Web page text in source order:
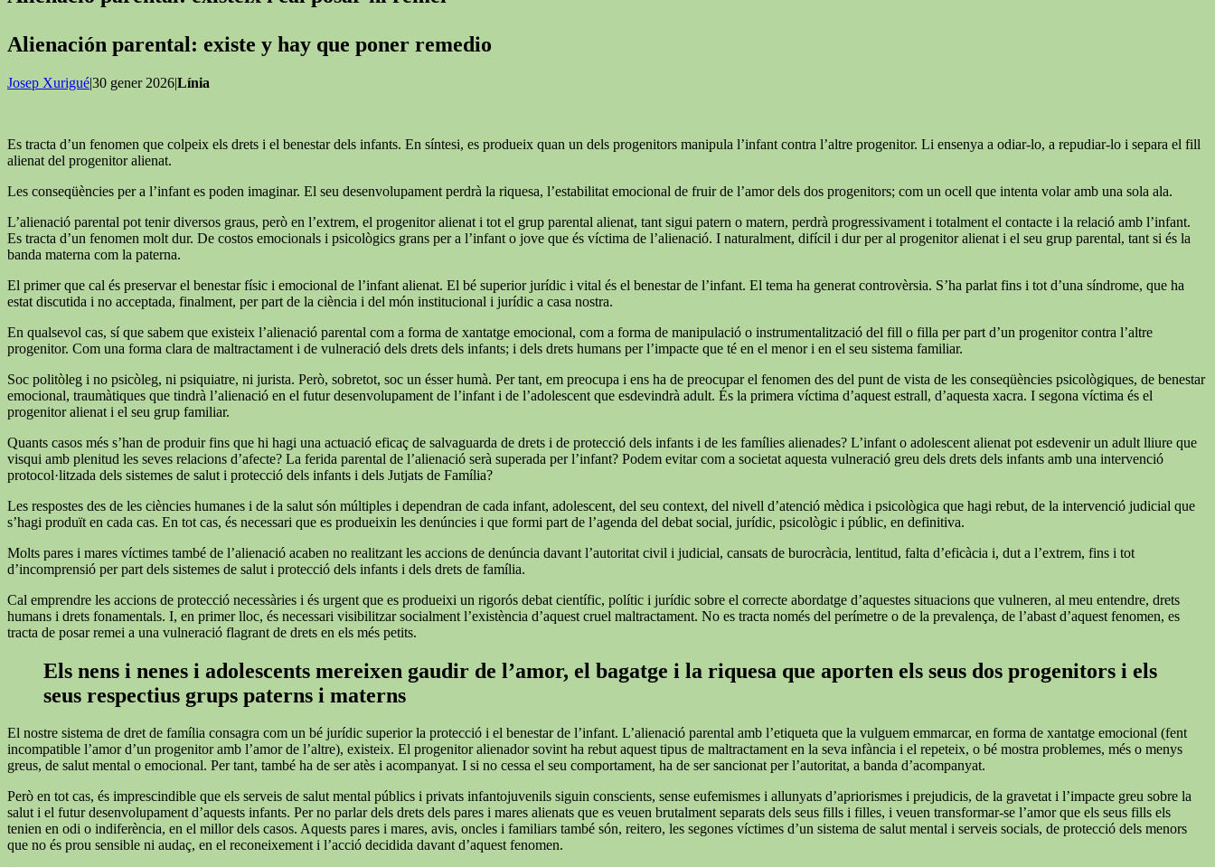
Alienación parental: existe y hay que poner remedio
Josep Xurigué|30 gener 2026|Línia
Es tracta d’un fenomen que colpeix els drets i el benestar dels infants. En síntesi, es produeix quan un dels progenitors manipula l’infant contra l’altre progenitor. Li ensenya a odiar-lo, a repudiar-lo i separa el fill
alienat del progenitor alienat.
Les conseqüències per a l’infant es poden imaginar. El seu desenvolupament perdrà la riquesa, l’estabilitat emocional de fruir de l’amor dels dos progenitors; com un ocell que intenta volar amb una sola ala.
L’alienació parental pot tenir diversos graus, però en l’extrem, el progenitor alienat i tot el grup parental alienat, tant sigui patern o matern, perdrà progressivament i totalment el contacte i la relació amb l’infant.
Es tracta d’un fenomen molt dur. De costos emocionals i psicològics grans per a l’infant o jove que és víctima de l’alienació. I naturalment, difícil i dur per al progenitor alienat i el seu grup parental, tant si és la
banda materna com la paterna.
El primer que cal és preservar el benestar físic i emocional de l’infant alienat. El bé superior jurídic i vital és el benestar de l’infant. El tema ha generat controvèrsia. S’ha parlat fins i tot d’una síndrome, que ha
estat discutida i no acceptada, finalment, per part de la ciència i del món institucional i jurídic a casa nostra.
En qualsevol cas, sí que sabem que existeix l’alienació parental com a forma de xantatge emocional, com a forma de manipulació o instrumentalització del fill o filla per part d’un progenitor contra l’altre
progenitor. Com una forma clara de maltractament i de vulneració dels drets dels infants; i dels drets humans per l’impacte que té en el menor i en el seu sistema familiar.
Soc politòleg i no psicòleg, ni psiquiatre, ni jurista. Però, sobretot, soc un ésser humà. Per tant, em preocupa i ens ha de preocupar el fenomen des del punt de vista de les conseqüències psicològiques, de benestar
emocional, traumàtiques que tindrà l’alienació en el futur desenvolupament de l’infant i de l’adolescent que esdevindrà adult. És la primera víctima d’aquest estrall, d’aquesta xacra. I segona víctima és el
progenitor alienat i el seu grup familiar.
Quants casos més s’han de produir fins que hi hagi una actuació eficaç de salvaguarda de drets i de protecció dels infants i de les famílies alienades? L’infant o adolescent alienat pot esdevenir un adult lliure que
visqui amb plenitud les seves relacions d’afecte? La ferida parental de l’alienació serà superada per l’infant? Podem evitar com a societat aquesta vulneració greu dels drets dels infants amb una intervenció
protocol·litzada dels sistemes de salut i protecció dels infants i dels Jutjats de Família?
Les respostes des de les ciències humanes i de la salut són múltiples i dependran de cada infant, adolescent, del seu context, del nivell d’atenció mèdica i psicològica que hagi rebut, de la intervenció judicial que
s’hagi produït en cada cas. En tot cas, és necessari que es produeixin les denúncies i que formi part de l’agenda del debat social, jurídic, psicològic i públic, en definitiva.
Molts pares i mares víctimes també de l’alienació acaben no realitzant les accions de denúncia davant l’autoritat civil i judicial, cansats de burocràcia, lentitud, falta d’eficàcia i, dut a l’extrem, fins i tot
d’incomprensió per part dels sistemes de salut i protecció dels infants i dels drets de família.
Cal emprendre les accions de protecció necessàries i és urgent que es produeixi un rigorós debat científic, polític i jurídic sobre el correcte abordatge d’aquestes situacions que vulneren, al meu entendre, drets
humans i drets fonamentals. I, en primer lloc, és necessari visibilitzar socialment l’existència d’aquest cruel maltractament. No es tracta només del perímetre o de la prevalença, de l’abast d’aquest fenomen, es
tracta de posar remei a una vulneració flagrant de drets en els més petits.
Els nens i nenes i adolescents mereixen gaudir de l’amor, el bagatge i la riquesa que aporten els seus dos progenitors i els
seus respectius grups paterns i materns
El nostre sistema de dret de família consagra com un bé jurídic superior la protecció i el benestar de l’infant. L’alienació parental amb l’etiqueta que la vulguem emmarcar, en forma de xantatge emocional (fent
incompatible l’amor d’un progenitor amb l’amor de l’altre), existeix. El progenitor alienador sovint ha rebut aquest tipus de maltractament en la seva infància i el repeteix, o bé mostra problemes, més o menys
greus, de salut mental o emocional. Per tant, també ha de ser atès i acompanyat. I si no cessa el seu comportament, ha de ser sancionat per l’autoritat, a banda d’acompanyat.
Però en tot cas, és imprescindible que els serveis de salut mental públics i privats infantojuvenils siguin conscients, sense eufemismes i allunyats d’apriorismes i prejudicis, de la gravetat i l’impacte greu sobre la
salut i el futur desenvolupament d’aquests infants. Per no parlar dels drets dels pares i mares alienats que es veuen brutalment separats dels seus fills i filles, i veuen transformar-se l’amor que els seus fills els
tenien en odi o indiferència, en el millor dels casos. Aquests pares i mares, avis, oncles i familiars també són, reitero, les segones víctimes d’un sistema de salut mental i serveis socials, de protecció dels menors
que no és prou sensible ni audaç, en el reconeixement i l’acció decidida davant d’aquest fenomen.